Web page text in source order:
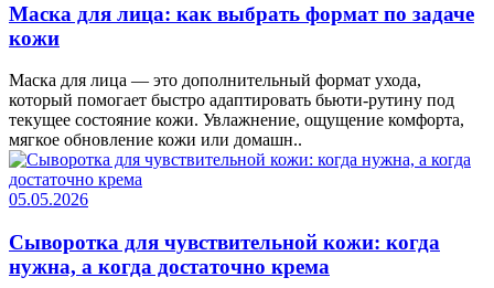
Маска для лица: как выбрать формат по задаче
кожи
Маска для лица — это дополнительный формат ухода,
который помогает быстро адаптировать бьюти-рутину под
текущее состояние кожи. Увлажнение, ощущение комфорта,
мягкое обновление кожи или домашн..
05.05.2026
Сыворотка для чувствительной кожи: когда
нужна, а когда достаточно крема